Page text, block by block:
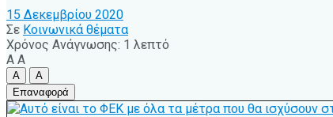
15 Δεκεμβρίου 2020
Σε Κοινωνικά θέματα
Χρόνος Ανάγνωσης: 1 λεπτό
A A
A
A
Επαναφορά